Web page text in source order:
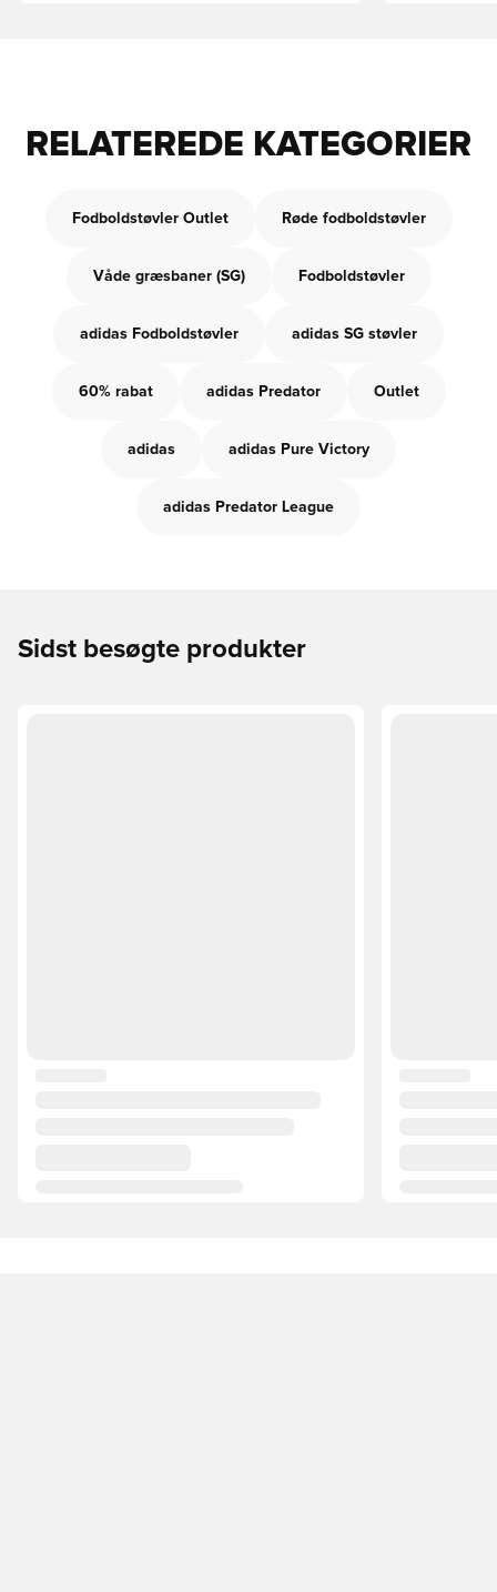
RELATEREDE KATEGORIER
Fodboldstøvler Outlet Røde fodboldstøvler
Våde græsbaner (SG) Fodboldstøvler
adidas Fodboldstøvler adidas SG støvler
60% rabat adidas Predator Outlet
adidas adidas Pure Victory
adidas Predator League
Sidst besøgte produkter